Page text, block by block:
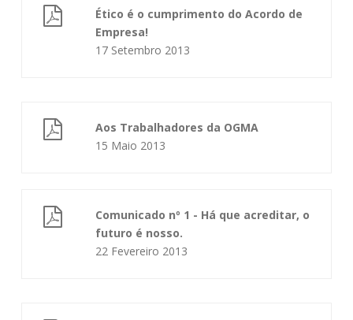
Ético é o cumprimento do Acordo de
Empresa!
17 Setembro 2013
Aos Trabalhadores da OGMA
15 Maio 2013
Comunicado nº 1 - Há que acreditar, o
futuro é nosso.
22 Fevereiro 2013